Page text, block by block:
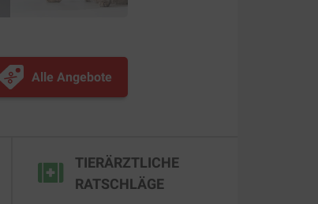
Alle Angebote
TIERÄRZTLICHE
RATSCHLÄGE